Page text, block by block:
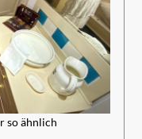
so ähnlich